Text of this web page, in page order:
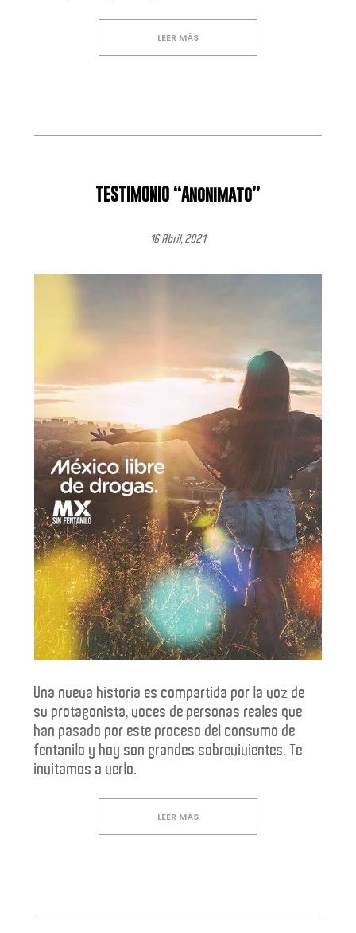
LEER MÁS
TESTIMONIO “Anonimato”
16 Abril, 2021
Una nueva historia es compartida por la voz de
su protagonista, voces de personas reales que
han pasado por este proceso del consumo de
fentanilo y hoy son grandes sobrevivientes. Te
invitamos a verlo.
LEER MÁS